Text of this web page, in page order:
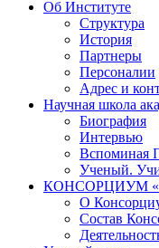
Об Институте
Структура
История
Партнеры
Персоналии
Адрес и
Научная школа
Биография
Интервью
Вспоминая
Ученый.
КОНСОРЦИУМ
О
Состав